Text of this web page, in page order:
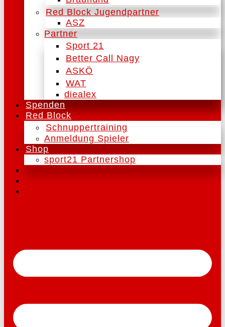
Red Block Jugendpartner
ASZ
Partner
Sport 21
Better Call Nagy
ASKÖ
WAT
diealex
Spenden
Red Block
Schnuppertraining
Anmeldung Spieler
Shop
sport21 Partnershop